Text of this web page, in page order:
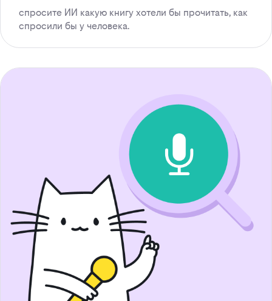
спросите ИИ какую книгу хотели бы прочитать, как
спросили бы у человека.